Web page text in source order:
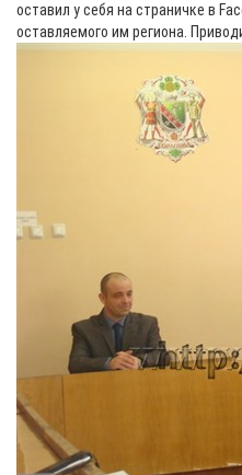
оставил у себя на страничке в
оставляемого им региона.